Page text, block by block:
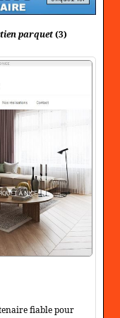
parquet(3)
fiable pour